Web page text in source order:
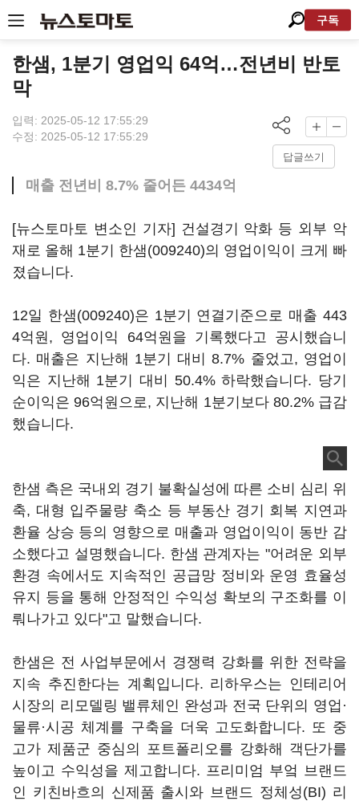
구독
한샘, 1분기 영업익 64억…전년비 반토
막
입력: 2025-05-12 17:55:29
수정: 2025-05-12 17:55:29
답글쓰기
매출 전년비 8.7% 줄어든 4434억
[뉴스토마토 변소인 기자] 건설경기 악화 등 외부 악
재로 올해 1분기 한샘(009240)의 영업이익이 크게 빠
졌습니다.
12일 한샘(009240)은 1분기 연결기준으로 매출 443
4억원, 영업이익 64억원을 기록했다고 공시했습니
다. 매출은 지난해 1분기 대비 8.7% 줄었고, 영업이
익은 지난해 1분기 대비 50.4% 하락했습니다. 당기
순이익은 96억원으로, 지난해 1분기보다 80.2% 급감
했습니다.
한샘 측은 국내외 경기 불확실성에 따른 소비 심리 위
축, 대형 입주물량 축소 등 부동산 경기 회복 지연과
환율 상승 등의 영향으로 매출과 영업이익이 동반 감
소했다고 설명했습니다. 한샘 관계자는 "어려운 외부
환경 속에서도 지속적인 공급망 정비와 운영 효율성
유지 등을 통해 안정적인 수익성 확보의 구조화를 이
뤄나가고 있다"고 말했습니다.
한샘은 전 사업부문에서 경쟁력 강화를 위한 전략을
지속 추진한다는 계획입니다. 리하우스는 인테리어
시장의 리모델링 밸류체인 완성과 전국 단위의 영업·
물류·시공 체계를 구축을 더욱 고도화합니다. 또 중
고가 제품군 중심의 포트폴리오를 강화해 객단가를
높이고 수익성을 제고합니다. 프리미엄 부엌 브랜드
인 키친바흐의 신제품 출시와 브랜드 정체성(BI) 리